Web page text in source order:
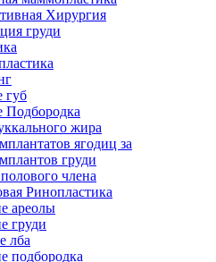
Хирургия
груди
губ
Подбородка
жира
ягодиц за
груди
члена
Ринопластика
ареолы
груди
лба
подбородка